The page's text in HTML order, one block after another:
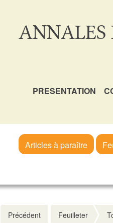
ANNALES
PRESENTATION
Articles à paraître
Précédent Feuilleter